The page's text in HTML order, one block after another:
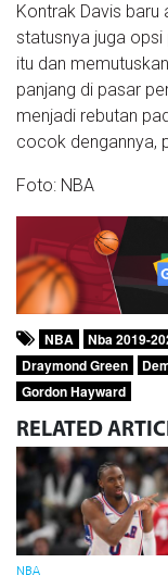
Kontrak Davis baru
statusnya juga
itu dan
panjang di pasar
menjadi rebutan
cocok dengannya,
Foto: NBA
NBA Nba 2019-
Draymond Green
Gordon Hayward
RELATED
NBA